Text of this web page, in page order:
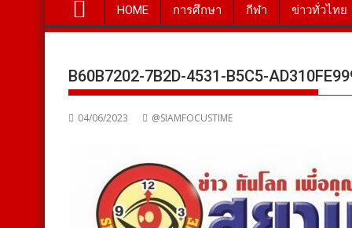
HOME การศึกษา กีฬา ข่าวทั่วไทย
B60B7202-7B2D-4531-B5C5-
04/06/2023 @SIAMFOCUSTIME